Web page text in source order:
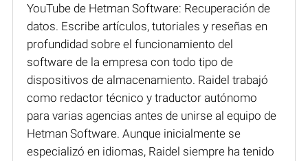
YouTube de Hetman Software: Recuperación de
datos. Escribe artículos, tutoriales y reseñas en
profundidad sobre el funcionamiento del
software de la empresa con todo tipo de
dispositivos de almacenamiento. Raidel trabajó
como redactor técnico y traductor autónomo
para varias agencias antes de unirse al equipo de
Hetman Software. Aunque inicialmente se
especializó en idiomas, Raidel siempre ha tenido